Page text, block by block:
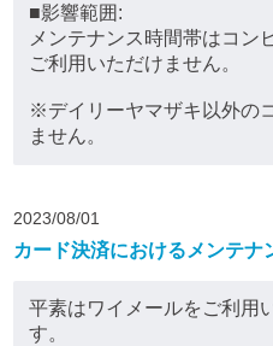
■影響範囲:
メンテナンス時間帯はコン
ご利用いただけません。
※デイリーヤマザキ以外の
ません。
2023/08/01
カード決済におけるメンテナ
平素はワイメールをご利用
す。